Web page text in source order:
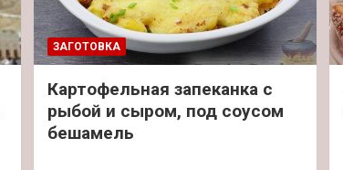
ЗАГОТОВКА
Картофельная запеканка с
рыбой и сыром, под соусом
бешамель